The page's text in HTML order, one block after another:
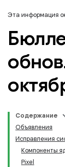
Эта информация
Содержание
Объявления
Исправления
Компоненты
Pixel